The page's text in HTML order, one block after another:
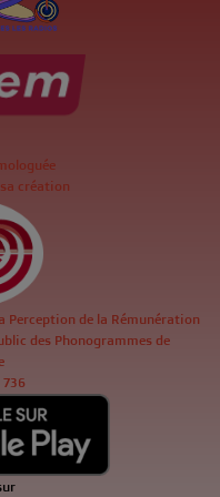
sa création
Perception de la Rémunération
des Phonogrammes de
736